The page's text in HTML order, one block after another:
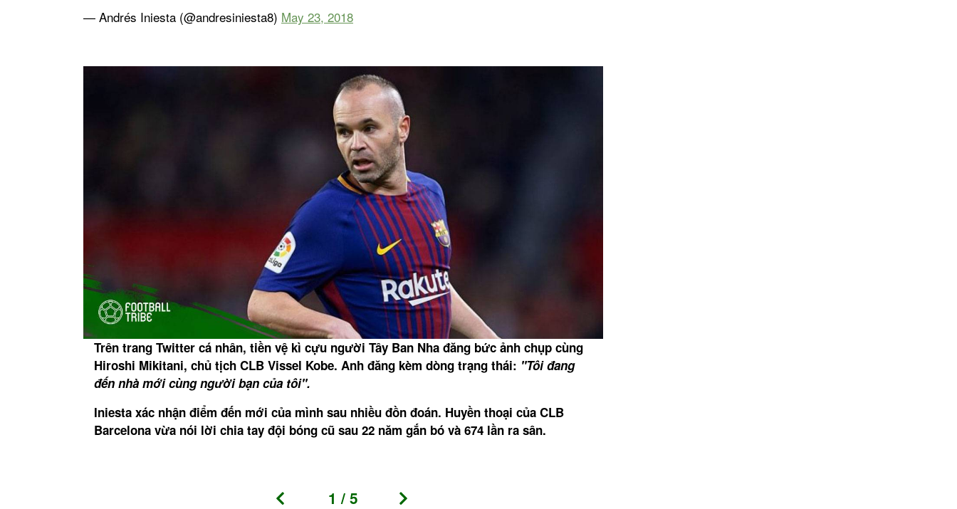
— Andrés Iniesta (@andresiniesta8) May 23, 2018
Trên trang Twitter cá nhân, tiền vệ kì cựu người Tây Ban Nha đăng bức ảnh chụp cùng
Hiroshi Mikitani, chủ tịch CLB Vissel Kobe. Anh đăng kèm dòng trạng thái: "Tôi đang
đến nhà mới cùng người bạn của tôi".
Iniesta xác nhận điểm đến mới của mình sau nhiều đồn đoán. Huyền thoại của CLB
Barcelona vừa nói lời chia tay đội bóng cũ sau 22 năm gắn bó và 674 lần ra sân.
1 / 5